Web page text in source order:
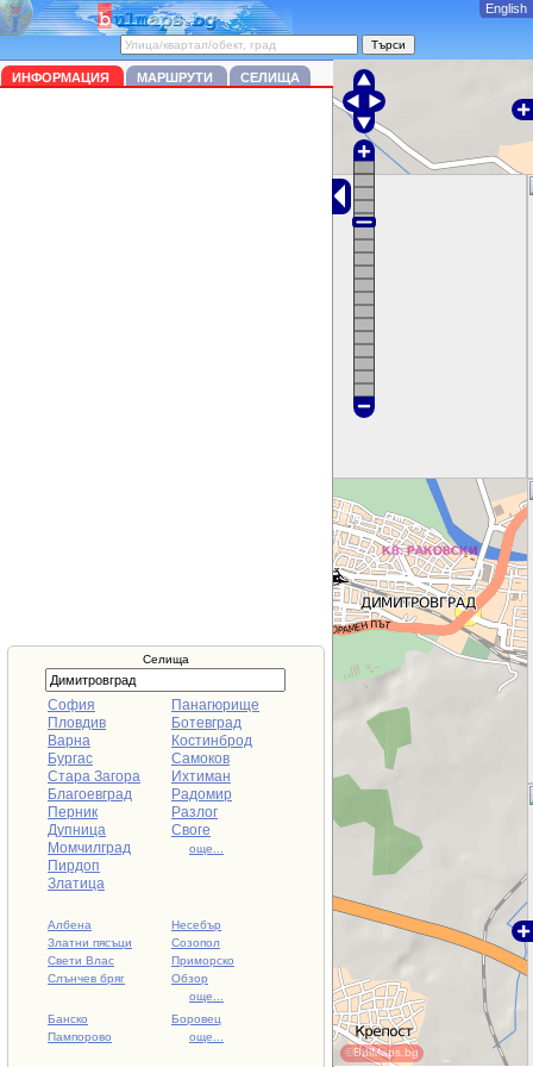
ИНФОРМАЦИЯ МАРШРУТИ СЕЛИЩА
Селища
София
Пловдив
Варна
Бургас
Стара Загора
Благоевград
Перник
Дупница
Момчилград
Пирдоп
Златица
Панагюрище
Ботевград
Костинброд
Самоков
Ихтиман
Радомир
Разлог
Своге
още...
Албена
Златни пясъци
Свети Влас
Слънчев бряг
Несебър
Созопол
Приморско
Обзор
още...
Банско
Пампорово
Боровец
още...
©BulMaps.bg
English